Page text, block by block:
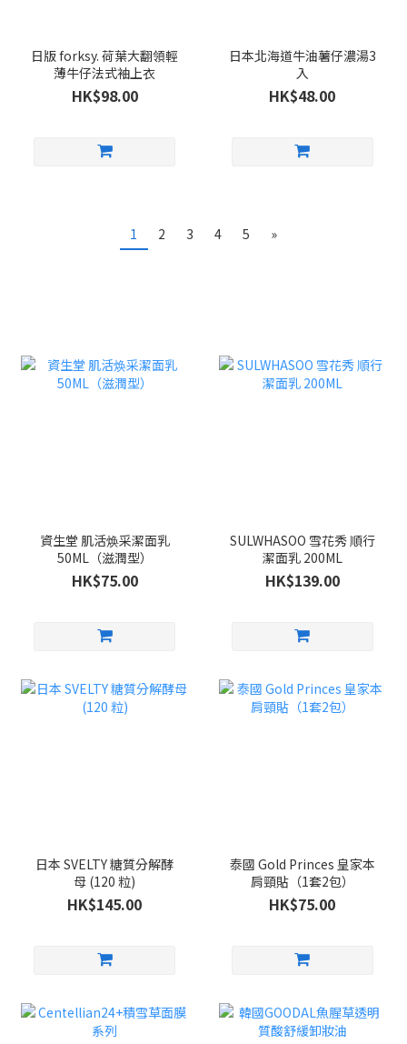
日版 forksy. 荷葉大翻領輕
薄牛仔法式袖上衣
HK$98.00
日本北海道牛油薯仔濃湯3
入
HK$48.00
1 2 3 4 5 »
資生堂 肌活焕采潔面乳
50ML（滋潤型）
HK$75.00
SULWHASOO 雪花秀 順行
潔面乳 200ML
HK$139.00
日本 SVELTY 糖質分解酵
母 (120 粒)
HK$145.00
泰國 Gold Princes 皇家本
肩頸貼（1套2包）
HK$75.00